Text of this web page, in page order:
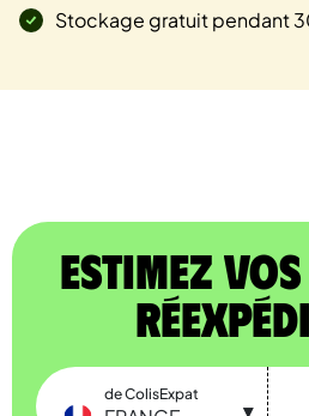
Stockage gratuit pendant
Estimez
de ColisExpat